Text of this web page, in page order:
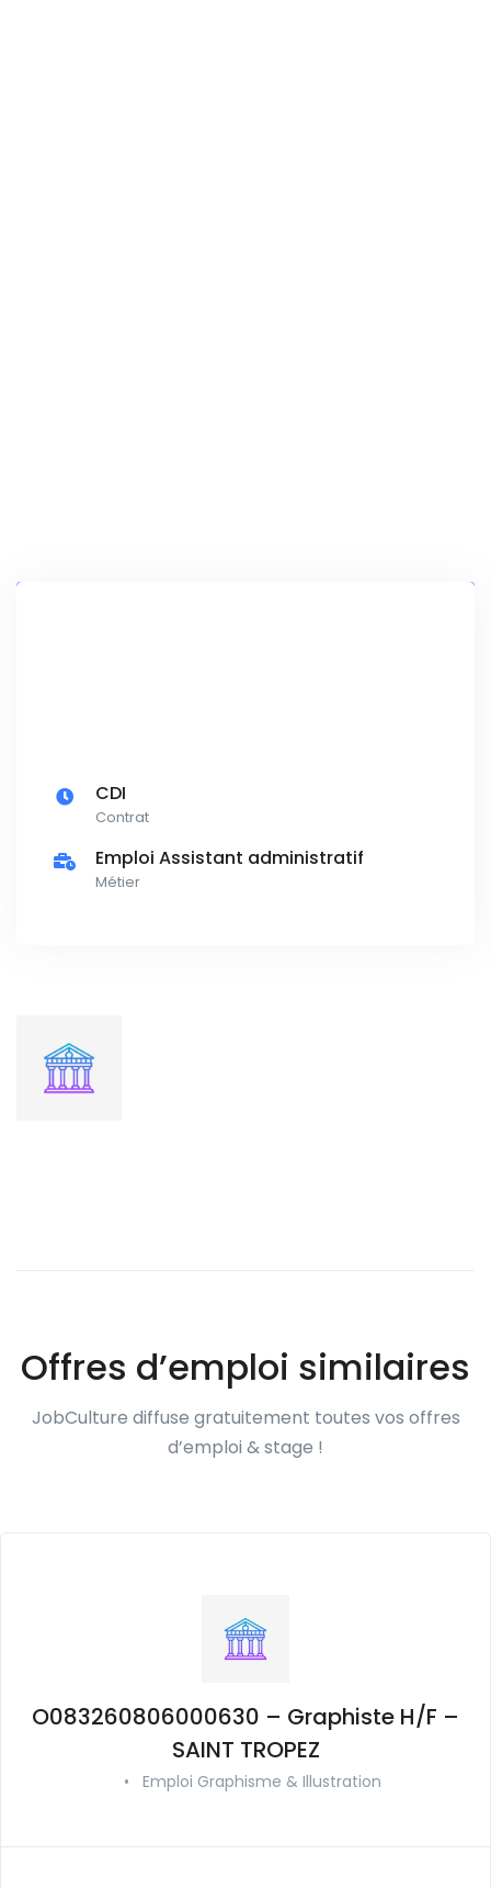
CDI
Contrat
Emploi Assistant administratif
Métier
Offres d’emploi similaires
JobCulture diffuse gratuitement toutes vos offres
d’emploi & stage !
O083260806000630 – Graphiste H/F –
SAINT TROPEZ
• Emploi Graphisme & Illustration